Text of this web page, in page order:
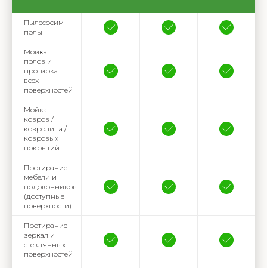
Пылесосим
полы
Мойка
полов и
протирка
всех
поверхностей
Мойка
ковров /
ковролина /
ковровых
покрытий
Протирание
мебели и
подоконников
(доступные
поверхности)
Протирание
зеркал и
стеклянных
поверхностей